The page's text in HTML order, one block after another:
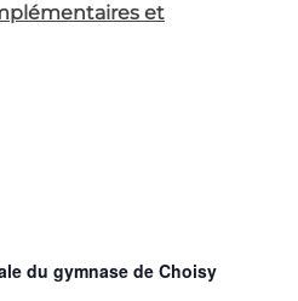
et
du gymnase de Choisy